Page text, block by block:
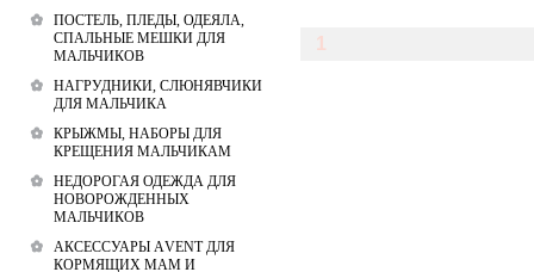
1
ПОСТЕЛЬ, ПЛЕДЫ, ОДЕЯЛА,
СПАЛЬНЫЕ МЕШКИ ДЛЯ
МАЛЬЧИКОВ
НАГРУДНИКИ, СЛЮНЯВЧИКИ
ДЛЯ МАЛЬЧИКА
КРЫЖМЫ, НАБОРЫ ДЛЯ
КРЕЩЕНИЯ МАЛЬЧИКАМ
НЕДОРОГАЯ ОДЕЖДА ДЛЯ
НОВОРОЖДЕННЫХ
МАЛЬЧИКОВ
АКСЕССУАРЫ АVENT ДЛЯ
КОРМЯЩИХ МАМ И